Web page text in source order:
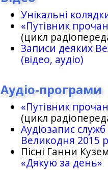
Унікальні
«Путівник
(цикл
Записи деяких
(відео, аудіо)
Аудіо-програми
«Путівник
(цикл
Аудіозапис
Великодня 2015
Пісні Ганни
«Дякую за день»